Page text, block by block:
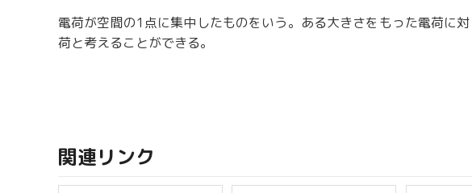
電荷が空間の1点に集中したものをいう。ある大きさをもった電荷に
荷と考えることができる。
関連リンク